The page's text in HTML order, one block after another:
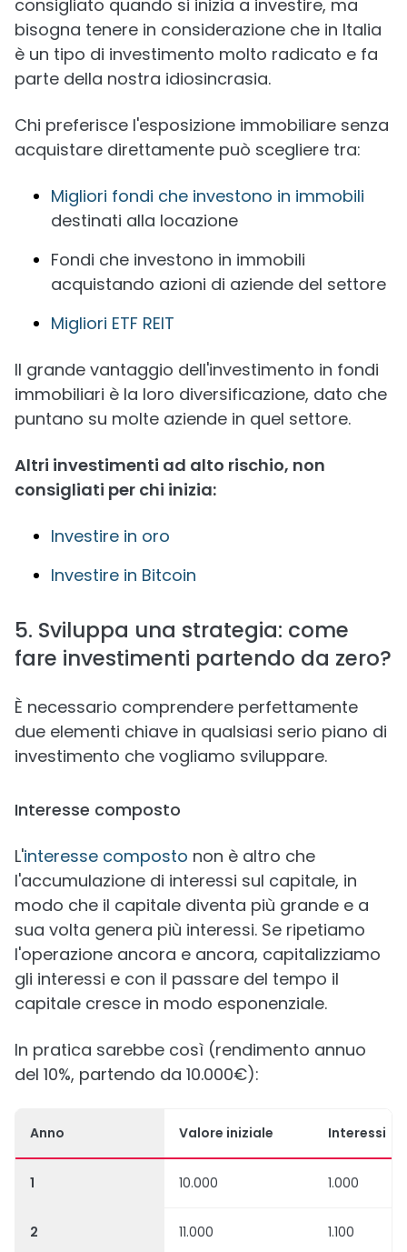
consigliato quando si inizia a investire, ma
bisogna tenere in considerazione che in Italia
è un tipo di investimento molto radicato e fa
parte della nostra idiosincrasia.
Chi preferisce l'esposizione immobiliare senza
acquistare direttamente può scegliere tra:
Migliori fondi che investono in immobili
destinati alla locazione
Fondi che investono in immobili
acquistando azioni di aziende del settore
Migliori ETF REIT
Il grande vantaggio dell'investimento in fondi
immobiliari è la loro diversificazione, dato che
puntano su molte aziende in quel settore.
Altri investimenti ad alto rischio, non
consigliati per chi inizia:
Investire in oro
Investire in Bitcoin
5. Sviluppa una strategia: come
fare investimenti partendo da zero?
È necessario comprendere perfettamente
due elementi chiave in qualsiasi serio piano di
investimento che vogliamo sviluppare.
Interesse composto
L'interesse composto non è altro che
l'accumulazione di interessi sul capitale, in
modo che il capitale diventa più grande e a
sua volta genera più interessi. Se ripetiamo
l'operazione ancora e ancora, capitalizziamo
gli interessi e con il passare del tempo il
capitale cresce in modo esponenziale.
In pratica sarebbe così (rendimento annuo
del 10%, partendo da 10.000€):
Anno Valore iniziale Interessi
1 10.000 1.000
2 11.000 1.100